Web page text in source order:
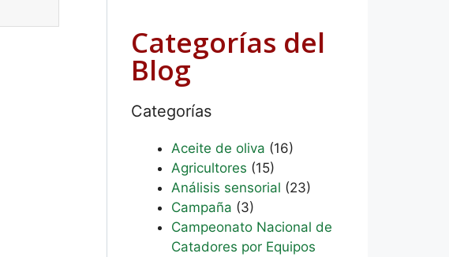
Categorías del
Blog
Categorías
Aceite de oliva (16)
Agricultores (15)
Análisis sensorial (23)
Campaña (3)
Campeonato Nacional de
Catadores por Equipos